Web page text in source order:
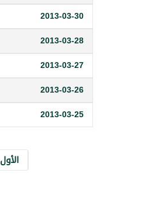
2013-03-30
2013-03-28
2013-03-27
2013-03-26
2013-03-25
الأول